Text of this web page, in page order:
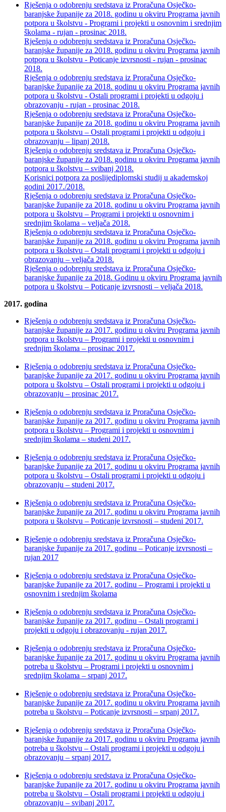
Rješenja o odobrenju sredstava iz Proračuna Osječko-
baranjske županije za 2018. godinu u okviru Programa javnih
potpora u školstvu - Programi i projekti u osnovnim i srednjim
školama - rujan - prosinac 2018.
Rješenja o odobrenju sredstava iz Proračuna Osječko-
baranjske županije za 2018. godinu u okviru Programa javnih
potpora u školstvu - Poticanje izvrsnosti - rujan - prosinac
2018.
Rješenja o odobrenju sredstava iz Proračuna Osječko-
baranjske županije za 2018. godinu u okviru Programa javnih
potpora u školstvu - Ostali programi i projekti u odgoju i
obrazovanju - rujan - prosinac 2018.
Rješenja o odobrenju sredstava iz Proračuna Osječko-
baranjske županije za 2018. godinu u okviru Programa javnih
potpora u školstvu – Ostali programi i projekti u odgoju i
obrazovanju – lipanj 2018.
Rješenja o odobrenju sredstava iz Proračuna Osječko-
baranjske županije za 2018. godinu u okviru Programa javnih
potpora u školstvu – svibanj 2018.
Korisnici potpora za poslijediplomski studij u akademskoj
godini 2017./2018.
Rješenja o odobrenju sredstava iz Proračuna Osječko-
baranjske županije za 2018. godinu u okviru Programa javnih
potpora u školstvu – Programi i projekti u osnovnim i
srednjim školama – veljača 2018.
Rješenja o odobrenju sredstava iz Proračuna Osječko-
baranjske županije za 2018. godinu u okviru Programa javnih
potpora u školstvu – Ostali programi i projekti u odgoju i
obrazovanju – veljača 2018.
Rješenja o odobrenju sredstava iz Proračuna Osječko-
baranjske županije za 2018. Godinu u okviru Programa javnih
potpora u školstvu – Poticanje izvrsnosti – veljača 2018.
2017. godina
Rješenja o odobrenju sredstava iz Proračuna Osječko-
baranjske županije za 2017. godinu u okviru Programa javnih
potpora u školstvu – Programi i projekti u osnovnim i
srednjim školama – prosinac 2017.
Rješenja o odobrenju sredstava iz Proračuna Osječko-
baranjske županije za 2017. godinu u okviru Programa javnih
potpora u školstvu – Ostali programi i projekti u odgoju i
obrazovanju – prosinac 2017.
Rješenja o odobrenju sredstava iz Proračuna Osječko-
baranjske županije za 2017. godinu u okviru Programa javnih
potpora u školstvu – Programi i projekti u osnovnim i
srednjim školama – studeni 2017.
Rješenja o odobrenju sredstava iz Proračuna Osječko-
baranjske županije za 2017. godinu u okviru Programa javnih
potpora u školstvu – Ostali programi i projekti u odgoju i
obrazovanju – studeni 2017.
Rješenja o odobrenju sredstava iz Proračuna Osječko-
baranjske županije za 2017. godinu u okviru Programa javnih
potpora u školstvu – Poticanje izvrsnosti – studeni 2017.
Rješenje o odobrenju sredstava iz Proračuna Osječko-
baranjske županije za 2017. godinu – Poticanje izvrsnosti –
rujan 2017
Rješenja o odobrenju sredstava iz Proračuna Osječko-
baranjske županije za 2017. godinu – Programi i projekti u
osnovnim i srednjim školama
Rješenja o odobrenju sredstava iz Proračuna Osječko-
baranjske županije za 2017. godinu – Ostali programi i
projekti u odgoju i obrazovanju - rujan 2017.
Rješenja o odobrenju sredstava iz Proračuna Osječko-
baranjske županije za 2017. godinu u okviru Programa javnih
potreba u školstvu – Programi i projekti u osnovnim i
srednjim školama – srpanj 2017.
Rješenje o odobrenju sredstava iz Proračuna Osječko-
baranjske županije za 2017. godinu u okviru Programa javnih
potreba u školstvu – Poticanje izvrsnosti – srpanj 2017.
Rješenja o odobrenju sredstava iz Proračuna Osječko-
baranjske županije za 2017. godinu u okviru Programa javnih
potreba u školstvu – Ostali programi i projekti u odgoju i
obrazovanju – srpanj 2017.
Rješenja o odobrenju sredstava iz Proračuna Osječko-
baranjske županije za 2017. godinu u okviru Programa javnih
potreba u školstvu – Ostali programi i projekti u odgoju i
obrazovanju – svibanj 2017.